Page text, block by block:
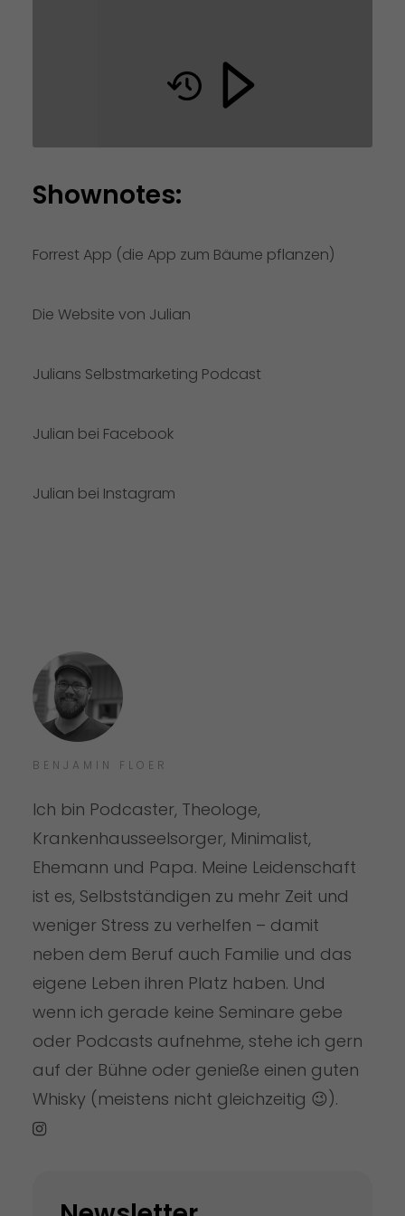
Shownotes:
Forrest App (die App zum Bäume pflanzen)
Die Website von Julian
Julians Selbstmarketing Podcast
Julian bei Facebook
Julian bei Instagram
BENJAMIN FLOER
Ich bin Podcaster, Theologe,
Krankenhausseelsorger, Minimalist,
Ehemann und Papa. Meine Leidenschaft
ist es, Selbstständigen zu mehr Zeit und
weniger Stress zu verhelfen – damit
neben dem Beruf auch Familie und das
eigene Leben ihren Platz haben. Und
wenn ich gerade keine Seminare gebe
oder Podcasts aufnehme, stehe ich gern
auf der Bühne oder genieße einen guten
Whisky (meistens nicht gleichzeitig 😉).